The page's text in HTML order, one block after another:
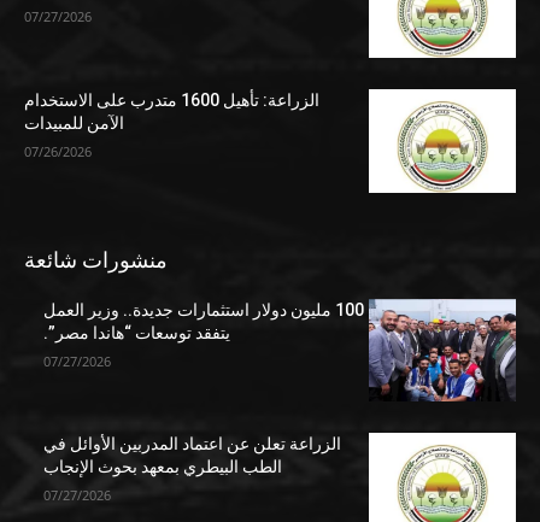
07/27/2026
الزراعة: تأهيل 1600 متدرب على الاستخدام
الآمن للمبيدات
07/26/2026
منشورات شائعة
100 مليون دولار استثمارات جديدة.. وزير العمل
يتفقد توسعات “هاندا مصر”.
07/27/2026
الزراعة تعلن عن اعتماد المدربين الأوائل في
الطب البيطري بمعهد بحوث الإنجاب
07/27/2026